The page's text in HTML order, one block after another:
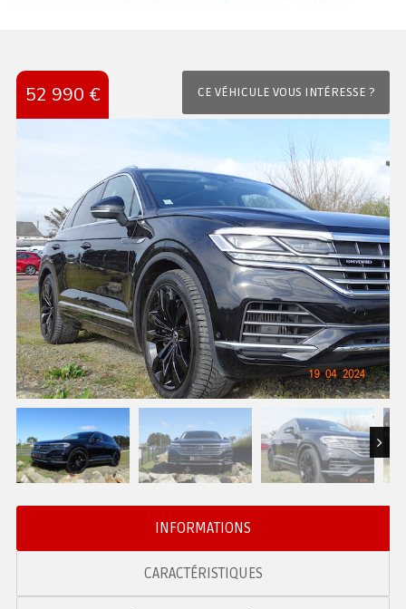
52 990 € CE VÉHICULE VOUS INTÉRESSE ?
Next
INFORMATIONS
CARACTÉRISTIQUES